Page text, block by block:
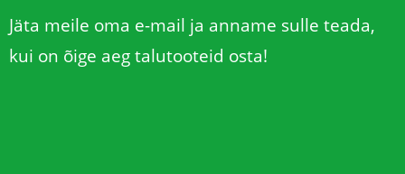
Jäta meile oma e-mail ja anname sulle teada,
kui on õige aeg talutooteid osta!